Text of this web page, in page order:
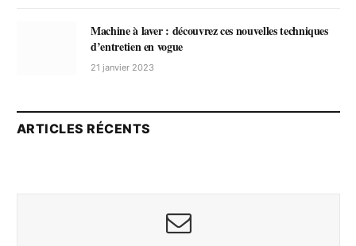
Machine à laver : découvrez ces nouvelles techniques
d’entretien en vogue
21 janvier 2023
ARTICLES RÉCENTS